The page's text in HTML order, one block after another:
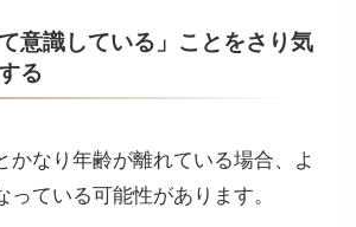
意識している」ことをさり気
る
かなり年齢が離れている場合、よ
っている可能性があります。